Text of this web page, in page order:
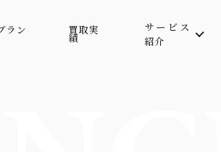
ラン 買取実
績
サービス
紹介